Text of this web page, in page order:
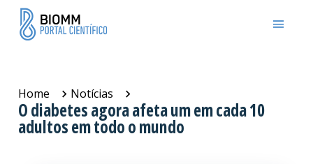
Home Notícias
O diabetes agora afeta um em cada 10
adultos em todo o mundo